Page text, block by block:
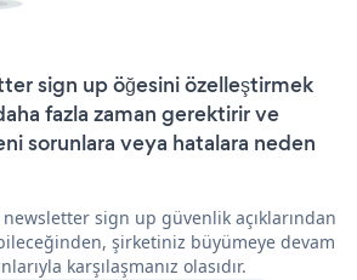
sign up öğesini özelleştirmek
fazla zaman gerektirir ve
sorunlara veya hatalara neden
sign up güvenlik açıklarından
şirketiniz büyümeye devam
karşılaşmanız olasıdır.